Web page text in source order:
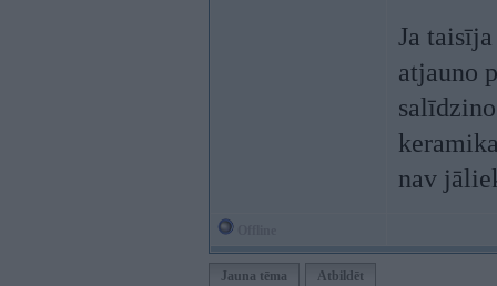
Ja
atjauno
nav
Jauna tēma Atbildēt